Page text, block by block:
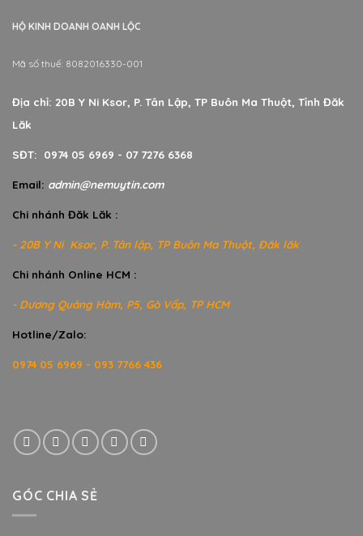
HỘ KINH DOANH OANH LỘC
Mã số thuế: 8082016330-001
Địa chỉ: 20B Y Ni Ksor, P. Tân Lập, TP Buôn Ma Thuột, Tỉnh Đăk
Lăk
SĐT: 0974 05 6969 - 07 7276 6368
Email: admin@nemuytin.com
Chi nhánh Đăk Lăk :
- 20B Y Ni Ksor, P. Tân lập, TP Buôn Ma Thuột, Đăk lăk
Chi nhánh Online HCM :
- Dương Quảng Hàm, P5, Gò Vấp, TP HCM
Hotline/Zalo:
0974 05 6969 - 093 7766 436
GÓC CHIA SẺ